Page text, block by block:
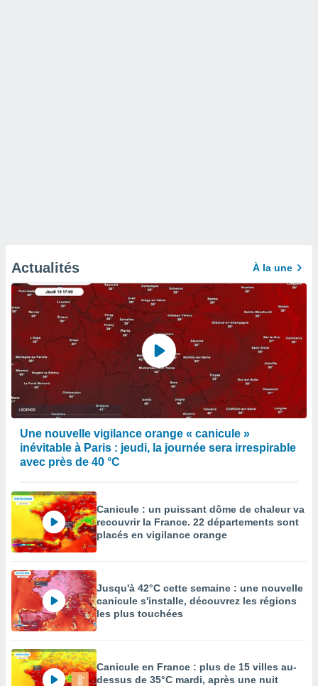
Actualités À la une
Une nouvelle vigilance orange « canicule »
inévitable à Paris : jeudi, la journée sera irrespirable
avec près de 40 °C
Canicule : un puissant dôme de chaleur va
recouvrir la France. 22 départements sont
placés en vigilance orange
Jusqu'à 42°C cette semaine : une nouvelle
canicule s'installe, découvrez les régions
les plus touchées
Canicule en France : plus de 15 villes au-
dessus de 35°C mardi, après une nuit